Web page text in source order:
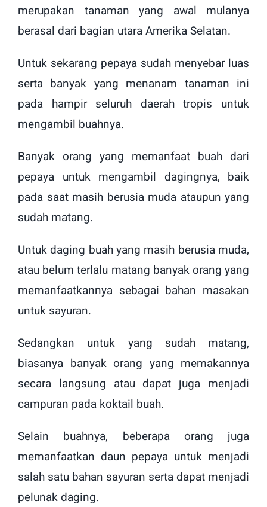
merupakan tanaman yang awal mulanya
berasal dari bagian utara Amerika Selatan.
Untuk sekarang pepaya sudah menyebar luas
serta banyak yang menanam tanaman ini
pada hampir seluruh daerah tropis untuk
mengambil buahnya.
Banyak orang yang memanfaat buah dari
pepaya untuk mengambil dagingnya, baik
pada saat masih berusia muda ataupun yang
sudah matang.
Untuk daging buah yang masih berusia muda,
atau belum terlalu matang banyak orang yang
memanfaatkannya sebagai bahan masakan
untuk sayuran.
Sedangkan untuk yang sudah matang,
biasanya banyak orang yang memakannya
secara langsung atau dapat juga menjadi
campuran pada koktail buah.
Selain buahnya, beberapa orang juga
memanfaatkan daun pepaya untuk menjadi
salah satu bahan sayuran serta dapat menjadi
pelunak daging.